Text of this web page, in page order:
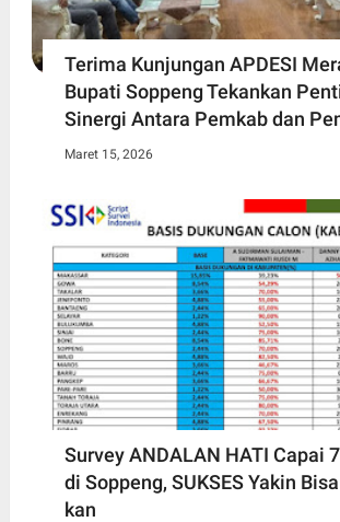
Terima Kunjungan APDESI
Bupati Soppeng Tekankan
Sinergi Antara Pemkab dan
Maret 15, 2026
Survey ANDALAN HATI Capai
di Soppeng, SUKSES Yakin
kan